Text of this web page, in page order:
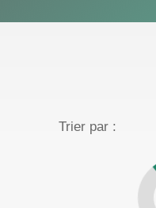
Trier par :